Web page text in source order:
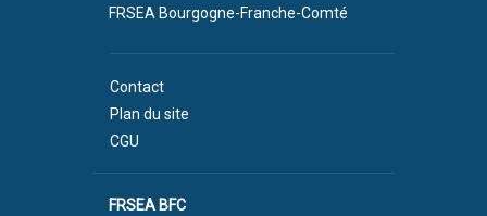
FRSEA Bourgogne-Franche-Comté
Contact
Plan du site
CGU
FRSEA BFC